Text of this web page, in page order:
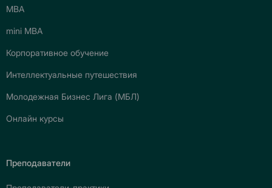
МВА
mini МВА
Корпоративное обучение
Интеллектуальные путешествия
Молодежная Бизнес Лига (МБЛ)
Онлайн курсы
Преподаватели